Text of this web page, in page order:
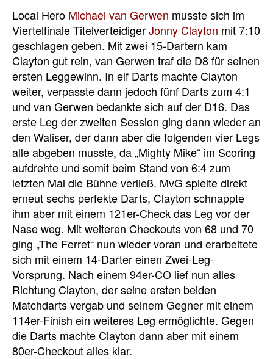
Local Hero Michael van Gerwen musste sich im
Viertelfinale TitelverteidigerJonny Clayton mit 7:10
geschlagen geben. Mit zwei 15-Dartern kam
Clayton gut rein, van Gerwen traf die D8 für seinen
ersten Leggewinn. In elf Darts machte Clayton
weiter, verpasste dann jedoch fünf Darts zum 4:1
und van Gerwen bedankte sich auf der D16. Das
erste Leg der zweiten Session ging dann wieder an
den Waliser, der dann aber die folgenden vier Legs
alle abgeben musste, da „Mighty Mike“ im Scoring
aufdrehte und somit beim Stand von 6:4 zum
letzten Mal die Bühne verließ. MvG spielte direkt
erneut sechs perfekte Darts, Clayton schnappte
ihm aber mit einem 121er-Check das Leg vor der
Nase weg. Mit weiteren Checkouts von 68 und 70
ging „The Ferret“ nun wieder voran und erarbeitete
sich mit einem 14-Darter einen Zwei-Leg-
Vorsprung. Nach einem 94er-CO lief nun alles
Richtung Clayton, der seine ersten beiden
Matchdarts vergab und seinem Gegner mit einem
114er-Finish ein weiteres Leg ermöglichte. Gegen
die Darts machte Clayton dann aber mit einem
80er-Checkout alles klar.